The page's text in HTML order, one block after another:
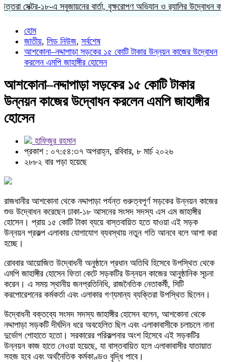
সেক্টর-১৮-এ সবুজায়নের বার্তা, বৃক্ষরোপণ অভিযান ও র‍্যালির উদ্বোধন করলেন
হোম
জাতীয়, লিড নিউজ, সর্বশেষ
আশকোনা–নদ্দাপাড়া সড়কের ১৫ কোটি টাকার উন্নয়ন কাজের উদ্বোধন
করলেন এমপি জাহাঙ্গীর হোসেন
আশকোনা–নদ্দাপাড়া সড়কের ১৫ কোটি টাকার
উন্নয়ন কাজের উদ্বোধন করলেন এমপি জাহাঙ্গীর
হোসেন
হাফিজুর রহমান
প্রকাশ : ০৭:৫৪:৩৭ অপরাহ্ন, রবিবার, ৮ মার্চ ২০২৬
২৮৮২ বার পড়া হয়েছে
রাজধানীর আশকোনা থেকে নদ্দাপাড়া পর্যন্ত গুরুত্বপূর্ণ সড়কের উন্নয়ন কাজের
শুভ উদ্বোধন করেছেন ঢাকা-১৮ আসনের সংসদ সদস্য এস এম জাহাঙ্গীর
হোসেন। প্রায় ১৫ কোটি টাকা ব্যয়ে বাস্তবায়িত হতে যাওয়া এই সড়ক
উন্নয়ন প্রকল্প এলাকার যোগাযোগ ব্যবস্থায় নতুন গতি আনবে বলে আশা করা
হচ্ছে।
রোববার আয়োজিত উদ্বোধনী অনুষ্ঠানে প্রধান অতিথি হিসেবে উপস্থিত থেকে
এমপি জাহাঙ্গীর হোসেন ফিতা কেটে সড়কটির উন্নয়ন কাজের আনুষ্ঠানিক সূচনা
করেন। এ সময় স্থানীয় জনপ্রতিনিধি, রাজনৈতিক নেতাকর্মী, সিটি
করপোরেশনের কর্মকর্তা এবং এলাকার গণ্যমান্য ব্যক্তিরা উপস্থিত ছিলেন।
উদ্বোধনী বক্তব্যে সংসদ সদস্য জাহাঙ্গীর হোসেন বলেন, আশকোনা থেকে
নদ্দাপাড়া সড়কটি দীর্ঘদিন ধরে অবহেলিত ছিল এবং এলাকাবাসীকে চলাচলে নানা
দুর্ভোগ পোহাতে হতো। সরকারের পরিকল্পনার অংশ হিসেবে এই সড়কটির
উন্নয়ন কাজ হাতে নেওয়া হয়েছে, যা বাস্তবায়িত হলে এলাকাবাসীর যাতায়াত
সহজ হবে এবং অর্থনৈতিক কর্মকাণ্ডও বৃদ্ধি পাবে।